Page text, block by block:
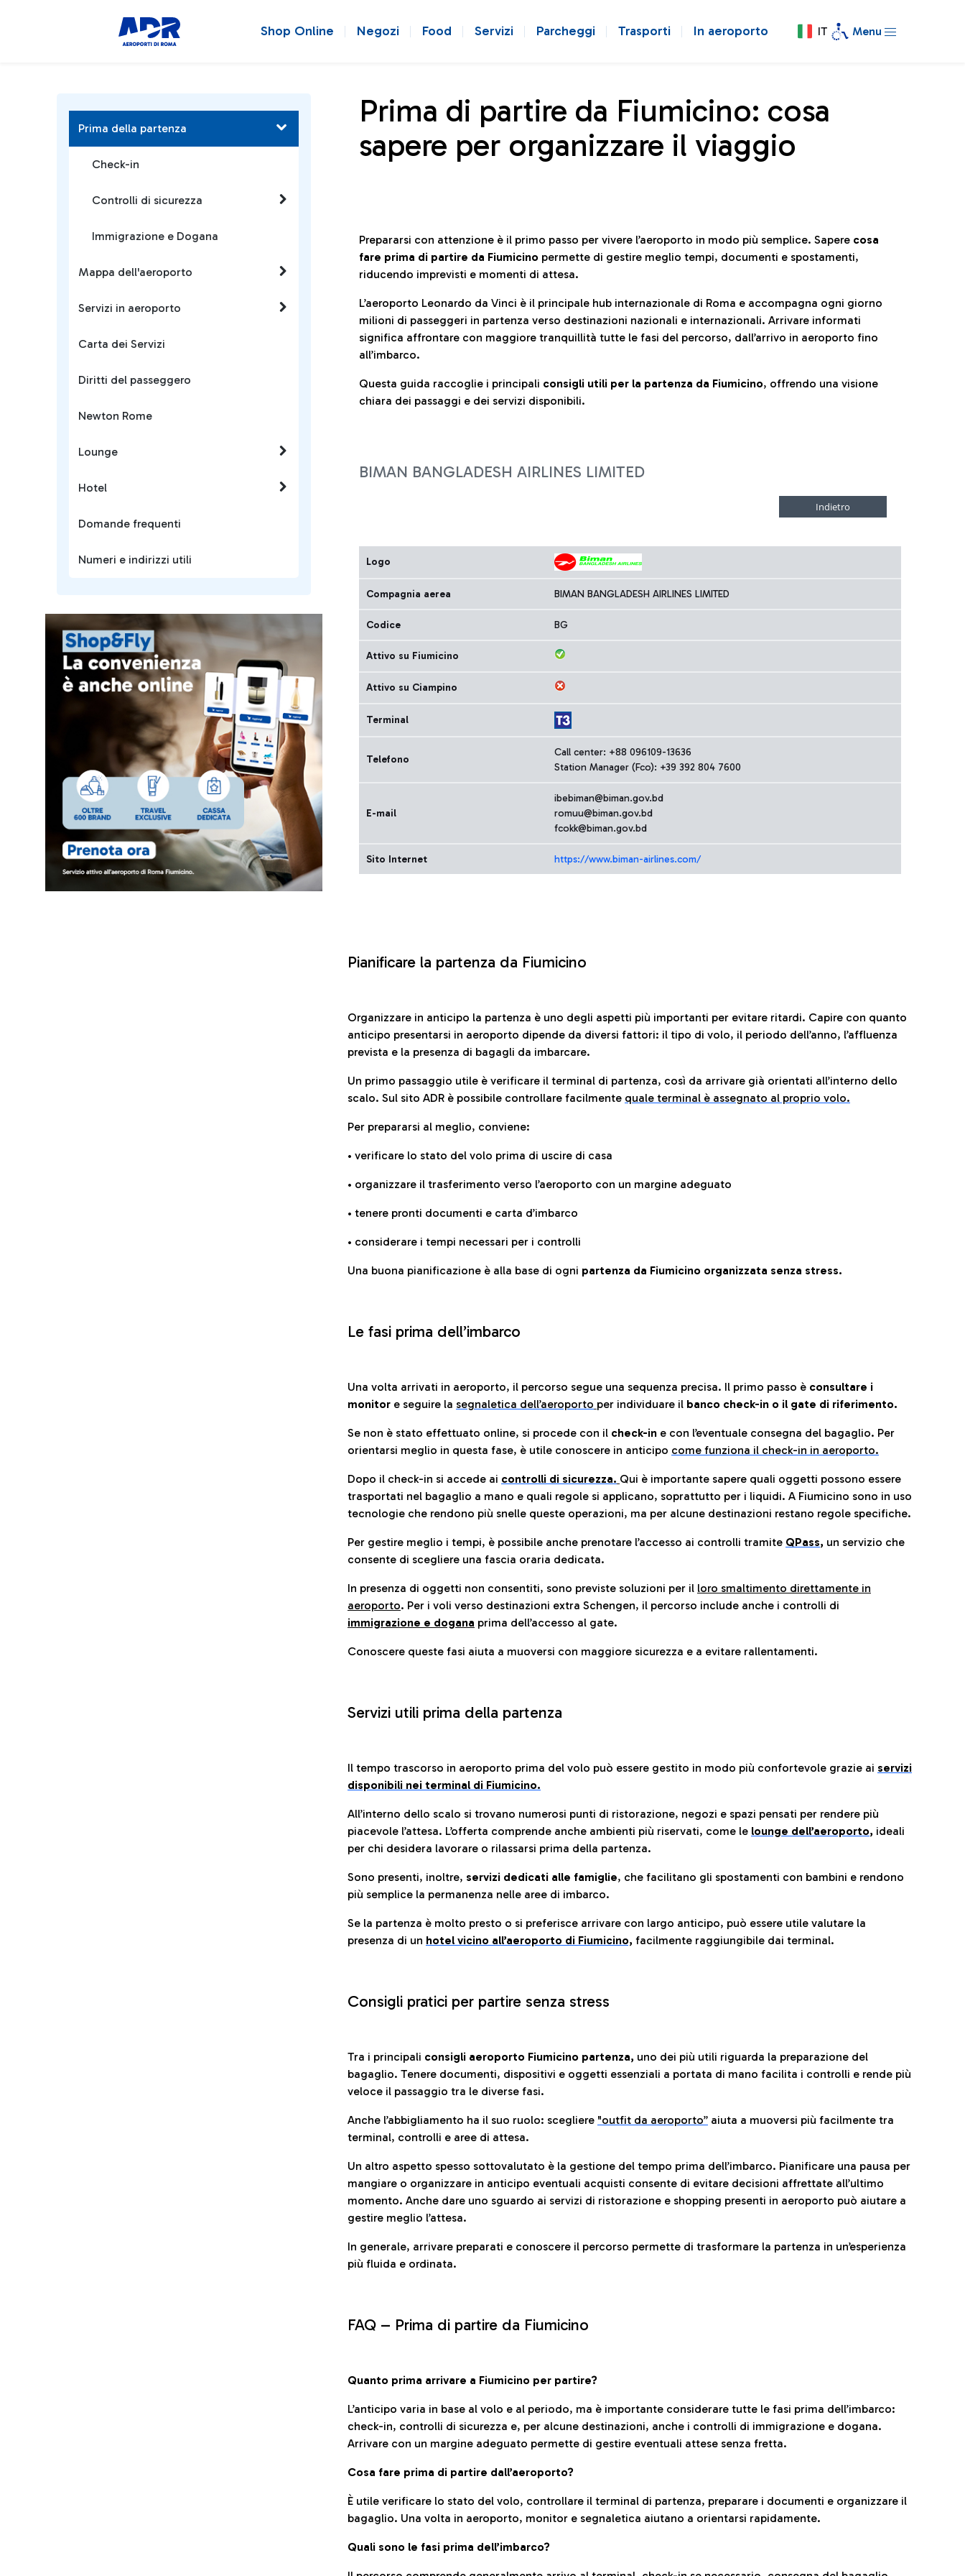
Shop Online Negozi Food Servizi Parcheggi Trasporti In aeroporto IT Menu
Prima di partire da Fiumicino: cosa
sapere per organizzare il viaggio
Prepararsi con attenzione è il primo passo per vivere l’aeroporto in modo più semplice. Sapere cosa
fare prima di partire da Fiumicino permette di gestire meglio tempi, documenti e spostamenti,
riducendo imprevisti e momenti di attesa.
L’aeroporto Leonardo da Vinci è il principale hub internazionale di Roma e accompagna ogni giorno
milioni di passeggeri in partenza verso destinazioni nazionali e internazionali. Arrivare informati
significa affrontare con maggiore tranquillità tutte le fasi del percorso, dall’arrivo in aeroporto fino
all’imbarco.
Questa guida raccoglie i principali consigli utili per la partenza da Fiumicino, offrendo una visione
chiara dei passaggi e dei servizi disponibili.
BIMAN BANGLADESH AIRLINES LIMITED
Logo
Compagnia aerea BIMAN BANGLADESH AIRLINES LIMITED
Codice BG
Attivo su Fiumicino
Attivo su Ciampino
Terminal
Telefono
Call center: +88 096109-13636
Station Manager (Fco): +39 392 804 7600
E-mail
ibebiman@biman.gov.bd
romuu@biman.gov.bd
fcokk@biman.gov.bd
Sito Internet https://www.biman-airlines.com/
Pianificare la partenza da Fiumicino
Organizzare in anticipo la partenza è uno degli aspetti più importanti per evitare ritardi. Capire con quanto
anticipo presentarsi in aeroporto dipende da diversi fattori: il tipo di volo, il periodo dell’anno, l’affluenza
prevista e la presenza di bagagli da imbarcare.
Un primo passaggio utile è verificare il terminal di partenza, così da arrivare già orientati all’interno dello
scalo. Sul sito ADR è possibile controllare facilmente quale terminal è assegnato al proprio volo.
Per prepararsi al meglio, conviene:
• verificare lo stato del volo prima di uscire di casa
• organizzare il trasferimento verso l’aeroporto con un margine adeguato
• tenere pronti documenti e carta d’imbarco
• considerare i tempi necessari per i controlli
Una buona pianificazione è alla base di ogni partenza da Fiumicino organizzata senza stress.
Le fasi prima dell’imbarco
Una volta arrivati in aeroporto, il percorso segue una sequenza precisa. Il primo passo è consultare i
monitor e seguire la segnaletica dell’aeroporto per individuare il banco check-in o il gate di riferimento.
Se non è stato effettuato online, si procede con il check-in e con l’eventuale consegna del bagaglio. Per
orientarsi meglio in questa fase, è utile conoscere in anticipo come funziona il check-in in aeroporto.
Dopo il check-in si accede ai controlli di sicurezza. Qui è importante sapere quali oggetti possono essere
trasportati nel bagaglio a mano e quali regole si applicano, soprattutto per i liquidi. A Fiumicino sono in uso
tecnologie che rendono più snelle queste operazioni, ma per alcune destinazioni restano regole specifiche.
Per gestire meglio i tempi, è possibile anche prenotare l’accesso ai controlli tramite QPass, un servizio che
consente di scegliere una fascia oraria dedicata.
In presenza di oggetti non consentiti, sono previste soluzioni per il loro smaltimento direttamente in
aeroporto. Per i voli verso destinazioni extra Schengen, il percorso include anche i controlli di
immigrazione e dogana prima dell’accesso al gate.
Conoscere queste fasi aiuta a muoversi con maggiore sicurezza e a evitare rallentamenti.
Servizi utili prima della partenza
Il tempo trascorso in aeroporto prima del volo può essere gestito in modo più confortevole grazie ai servizi
disponibili nei terminal di Fiumicino.
All’interno dello scalo si trovano numerosi punti di ristorazione, negozi e spazi pensati per rendere più
piacevole l’attesa. L’offerta comprende anche ambienti più riservati, come le lounge dell’aeroporto, ideali
per chi desidera lavorare o rilassarsi prima della partenza.
Sono presenti, inoltre, servizi dedicati alle famiglie, che facilitano gli spostamenti con bambini e rendono
più semplice la permanenza nelle aree di imbarco.
Se la partenza è molto presto o si preferisce arrivare con largo anticipo, può essere utile valutare la
presenza di un hotel vicino all’aeroporto di Fiumicino, facilmente raggiungibile dai terminal.
Consigli pratici per partire senza stress
Tra i principali consigli aeroporto Fiumicino partenza, uno dei più utili riguarda la preparazione del
bagaglio. Tenere documenti, dispositivi e oggetti essenziali a portata di mano facilita i controlli e rende più
veloce il passaggio tra le diverse fasi.
Anche l’abbigliamento ha il suo ruolo: scegliere "outfit da aeroporto” aiuta a muoversi più facilmente tra
terminal, controlli e aree di attesa.
Un altro aspetto spesso sottovalutato è la gestione del tempo prima dell’imbarco. Pianificare una pausa per
mangiare o organizzare in anticipo eventuali acquisti consente di evitare decisioni affrettate all’ultimo
momento. Anche dare uno sguardo ai servizi di ristorazione e shopping presenti in aeroporto può aiutare a
gestire meglio l’attesa.
In generale, arrivare preparati e conoscere il percorso permette di trasformare la partenza in un’esperienza
più fluida e ordinata.
FAQ – Prima di partire da Fiumicino
Quanto prima arrivare a Fiumicino per partire?
L’anticipo varia in base al volo e al periodo, ma è importante considerare tutte le fasi prima dell’imbarco:
check-in, controlli di sicurezza e, per alcune destinazioni, anche i controlli di immigrazione e dogana.
Arrivare con un margine adeguato permette di gestire eventuali attese senza fretta.
Cosa fare prima di partire dall’aeroporto?
È utile verificare lo stato del volo, controllare il terminal di partenza, preparare i documenti e organizzare il
bagaglio. Una volta in aeroporto, monitor e segnaletica aiutano a orientarsi rapidamente.
Quali sono le fasi prima dell’imbarco?
Prima della partenza
Check-in
Controlli di sicurezza
Immigrazione e Dogana
Mappa dell'aeroporto
Servizi in aeroporto
Carta dei Servizi
Diritti del passeggero
Newton Rome
Lounge
Hotel
Domande frequenti
Numeri e indirizzi utili